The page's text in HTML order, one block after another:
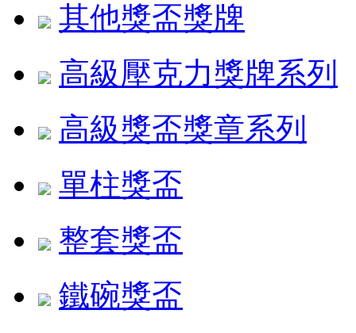
其他獎盃獎牌
高級壓克力獎牌系列
高級獎盃獎章系列
單柱獎盃
整套獎盃
鐵碗獎盃